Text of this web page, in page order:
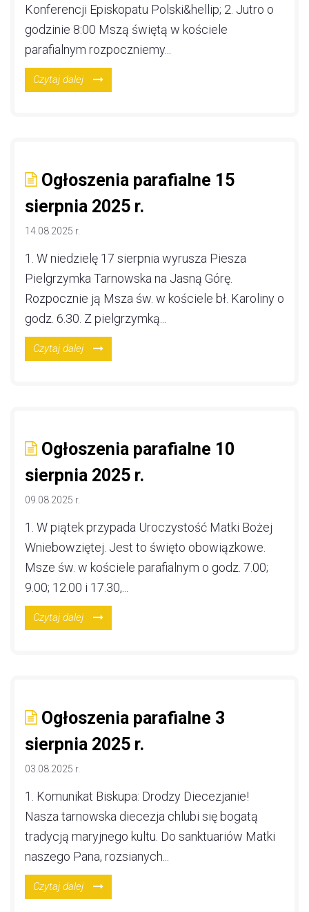
Konferencji Episkopatu Polski&hellip; 2. Jutro o
godzinie 8:00 Mszą świętą w kościele
parafialnym rozpoczniemy...
Czytaj dalej
Ogłoszenia parafialne 15
sierpnia 2025 r.
14.08.2025 r.
1. W niedzielę 17 sierpnia wyrusza Piesza
Pielgrzymka Tarnowska na Jasną Górę.
Rozpocznie ją Msza św. w kościele bł. Karoliny o
godz. 6.30. Z pielgrzymką...
Czytaj dalej
Ogłoszenia parafialne 10
sierpnia 2025 r.
09.08.2025 r.
1. W piątek przypada Uroczystość Matki Bożej
Wniebowziętej. Jest to święto obowiązkowe.
Msze św. w kościele parafialnym o godz. 7.00;
9.00; 12.00 i 17.30,...
Czytaj dalej
Ogłoszenia parafialne 3
sierpnia 2025 r.
03.08.2025 r.
1. Komunikat Biskupa: Drodzy Diecezjanie!
Nasza tarnowska diecezja chlubi się bogatą
tradycją maryjnego kultu. Do sanktuariów Matki
naszego Pana, rozsianych...
Czytaj dalej